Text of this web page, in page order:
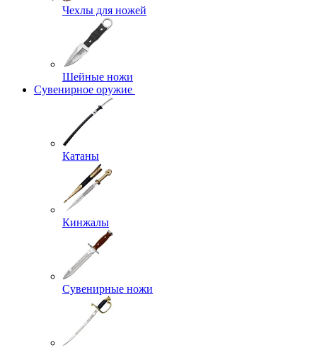
Чехлы для ножей
Шейные ножи
Сувенирное оружие
Катаны
Кинжалы
Сувенирные ножи